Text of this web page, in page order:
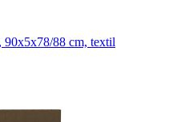
90x5x78/88 cm, textil